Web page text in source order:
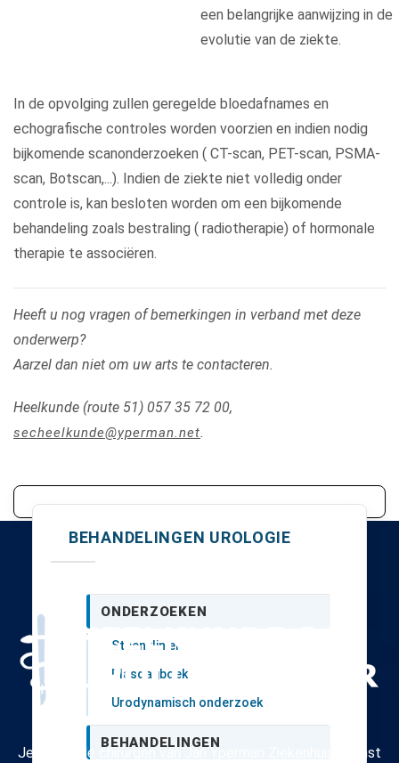
een belangrijke aanwijzing in de
evolutie van de ziekte.
In de opvolging zullen geregelde bloedafnames en
echografische controles worden voorzien en indien nodig
bijkomende scanonderzoeken ( CT-scan, PET-scan, PSMA-
scan, Botscan,...). Indien de ziekte niet volledig onder
controle is, kan besloten worden om een bijkomende
behandeling zoals bestraling ( radiotherapie) of hormonale
therapie te associëren.
Heeft u nog vragen of bemerkingen in verband met deze
onderwerp?
Aarzel dan niet om uw arts te contacteren.
Heelkunde (route 51) 057 35 72 00,
secheelkunde@yperman.net.
BEHANDELINGEN UROLOGIE
ONDERZOEKEN
Steenkliniek
Plasdagboek
Urodynamisch onderzoek
BEHANDELINGEN
Je kan bij de chirurgen van Jan Yperman Ziekenhuis, Dienst